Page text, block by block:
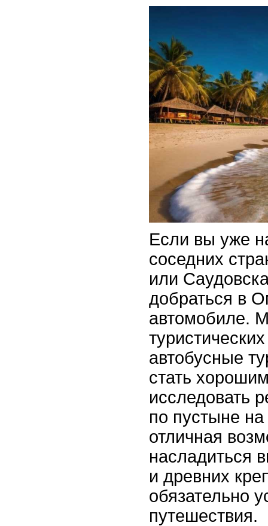
Если вы уже
соседних
или
добраться в
автомобиле.
автобусные
стать
исследовать
по пустыне
отличная
насладиться
и древних
обязательно
путешествия.